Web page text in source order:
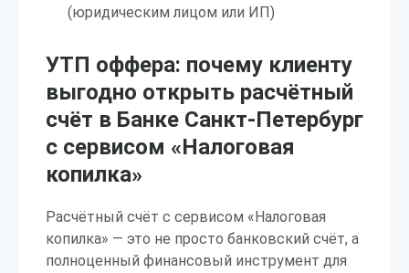
(юридическим лицом или ИП)
УТП оффера: почему клиенту
выгодно открыть расчётный
счёт в Банке Санкт-Петербург
с сервисом «Налоговая
копилка»
Расчётный счёт с сервисом «Налоговая
копилка» — это не просто банковский счёт, а
полноценный финансовый инструмент для